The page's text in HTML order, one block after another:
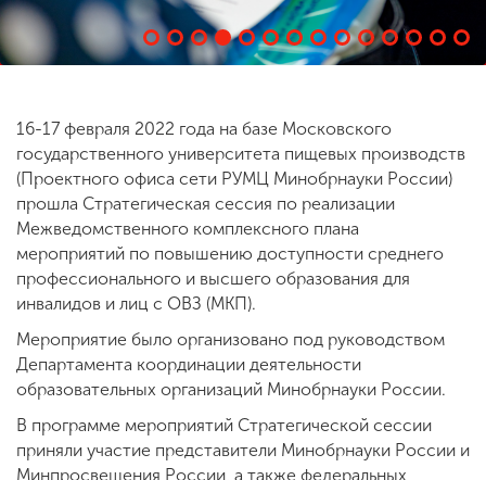
16-17 февраля 2022 года на базе Московского
государственного университета пищевых производств
(Проектного офиса сети РУМЦ Минобрнауки России)
прошла Стратегическая сессия по реализации
Межведомственного комплексного плана
мероприятий по повышению доступности среднего
профессионального и высшего образования для
инвалидов и лиц с ОВЗ (МКП).
Мероприятие было организовано под руководством
Департамента координации деятельности
образовательных организаций Минобрнауки России.
В программе мероприятий Стратегической сессии
приняли участие представители Минобрнауки России и
Минпросвещения России, а также федеральных